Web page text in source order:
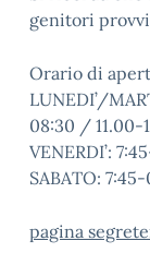
genitori
Orario di
LUNEDI’/
08:30 / 11.00-
VENERDI’:
SABATO:
pagina